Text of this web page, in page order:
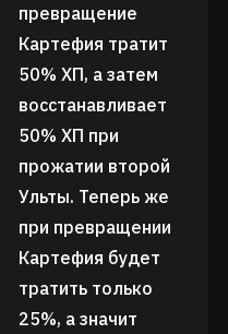
превращение
Картефия тратит
50% ХП, а затем
восстанавливает
50% ХП при
прожатии второй
Ульты. Теперь же
при превращении
Картефия будет
тратить только
25%, а значит